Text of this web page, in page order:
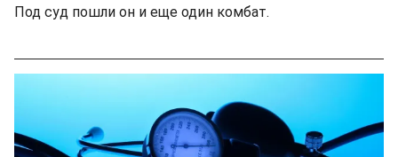
Под суд пошли он и еще один комбат.